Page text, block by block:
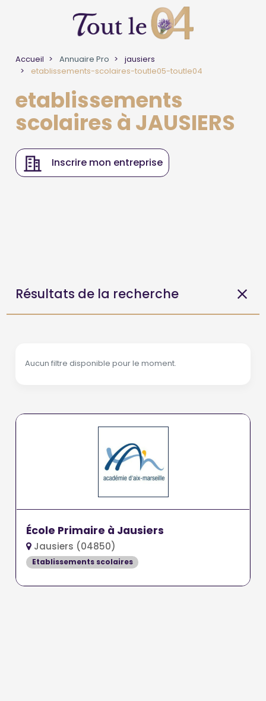
Accueil Annuaire Pro
jausiers
etablissements-scolaires-toutle05-toutle04
etablissements
scolaires à JAUSIERS
Inscrire mon entreprise
Résultats de la recherche
Aucun filtre disponible pour le moment.
École Primaire à Jausiers
Jausiers (04850)
Etablissements scolaires